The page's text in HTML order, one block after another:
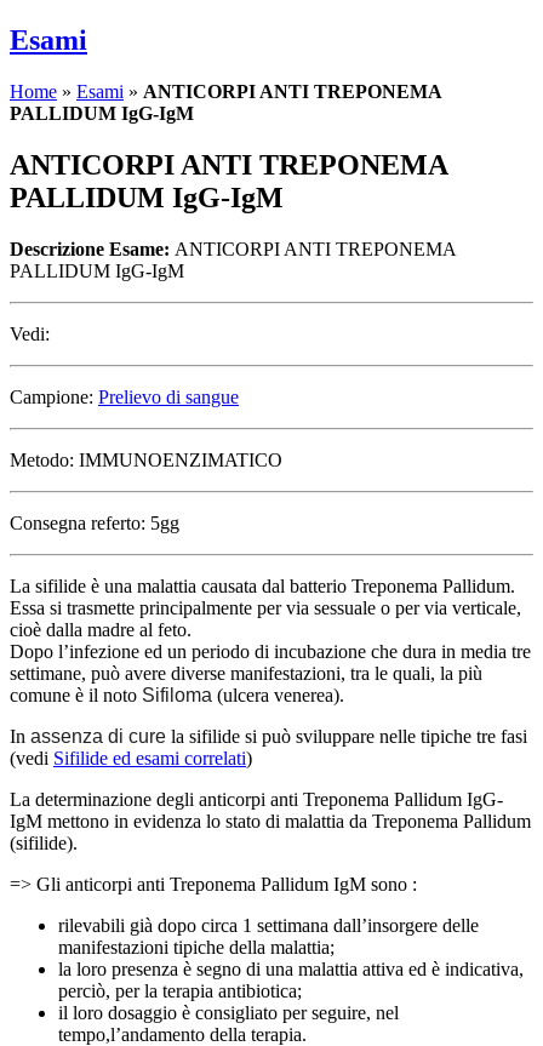
Esami
Home » Esami » ANTICORPI ANTI TREPONEMA
PALLIDUM IgG-IgM
ANTICORPI ANTI TREPONEMA
PALLIDUM IgG-IgM
Descrizione Esame: ANTICORPI ANTI TREPONEMA
PALLIDUM IgG-IgM
Vedi:
Campione: Prelievo di sangue
Metodo: IMMUNOENZIMATICO
Consegna referto: 5gg
La sifilide è una malattia causata dal batterio Treponema Pallidum.
Essa si trasmette principalmente per via sessuale o per via verticale,
cioè dalla madre al feto.
Dopo l’infezione ed un periodo di incubazione che dura in media tre
settimane, può avere diverse manifestazioni, tra le quali, la più
comune è il noto Sifiloma (ulcera venerea).
In assenza di cure la sifilide si può sviluppare nelle tipiche tre fasi
(vedi Sifilide ed esami correlati)
La determinazione degli anticorpi anti Treponema Pallidum IgG-
IgM mettono in evidenza lo stato di malattia da Treponema Pallidum
(sifilide).
=> Gli anticorpi anti Treponema Pallidum IgM sono :
rilevabili già dopo circa 1 settimana dall’insorgere delle
manifestazioni tipiche della malattia;
la loro presenza è segno di una malattia attiva ed è indicativa,
perciò, per la terapia antibiotica;
il loro dosaggio è consigliato per seguire, nel
tempo,l’andamento della terapia.